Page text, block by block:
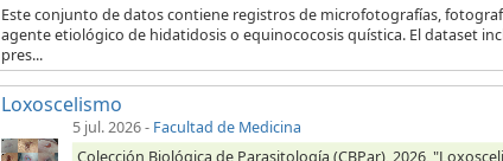
Este conjunto de datos contiene registros de microfotografías,
agente etiológico de hidatidosis o equinococosis quística. El dataset
pres...
Loxoscelismo
5 jul. 2026- Facultad de Medicina
Colección Biológica de Parasitología (CBPar), 2026,